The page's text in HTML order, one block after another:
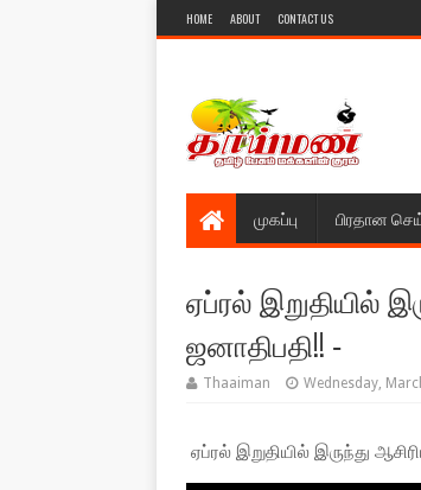
HOME ABOUT CONTACT US
முகப்பு பிரதான
ஏப்ரல் இறுதியில்
ஜனாதிபதி!! ‐
Thaaiman Wednesday,
ஏப்ரல் இறுதியில் இருந்து